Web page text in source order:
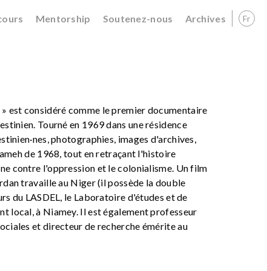
Mentorship Soutenez-nous Archives Fr
est considéré comme le premier documentaire
Tourné en 1969 dans une résidence
photographies, images d'archives,
de 1968, tout en retraçant l'histoire
contre l'oppression et le colonialisme. Un film
travaille au Niger (il possède la double
du LASDEL, le Laboratoire d'études et de
local, à Niamey. Il est également professeur
et directeur de recherche émérite au